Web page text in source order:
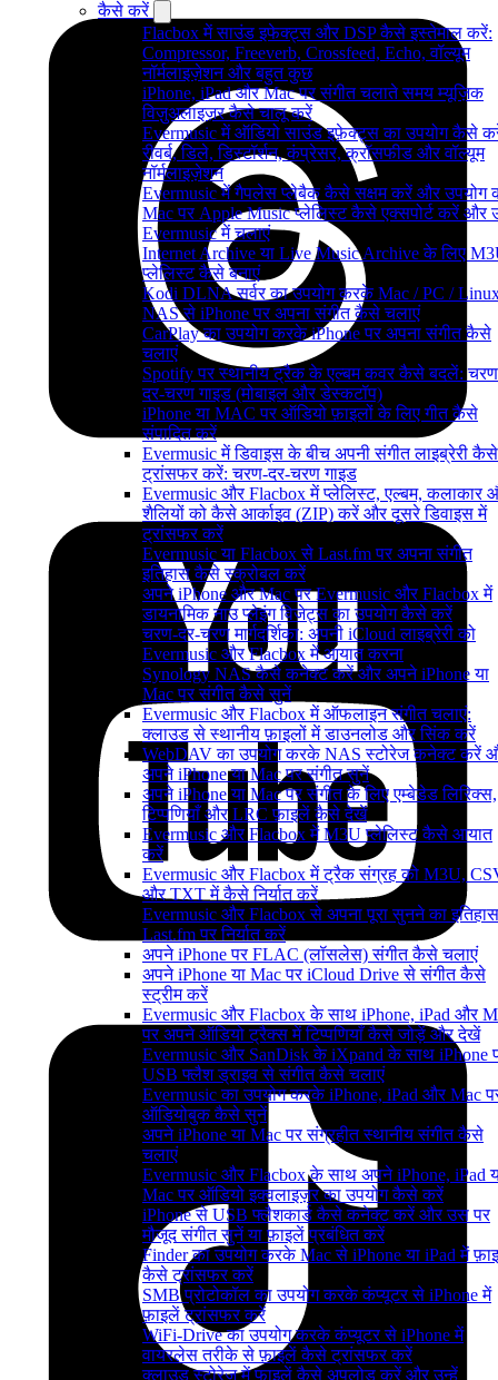
कैसे करें
Flacbox में साउंड इफेक्ट्स और DSP कैसे इस्तेमाल करें:
Compressor, Freeverb, Crossfeed, Echo, वॉल्यूम
नॉर्मलाइज़ेशन और बहुत कुछ
iPhone, iPad और Mac पर संगीत चलाते समय म्यूज़िक
विज़ुअलाइज़र कैसे चालू करें
Evermusic में ऑडियो साउंड इफ़ेक्ट्स का उपयोग कैसे
रीवर्ब, डिले, डिस्टॉर्शन, कंप्रेसर, क्रॉसफीड और वॉल्यूम
नॉर्मलाइज़ेशन
Evermusic में गैपलेस प्लेबैक कैसे सक्षम करें और उपयोग
Mac पर Apple Music प्लेलिस्ट कैसे एक्सपोर्ट करें और
Evermusic में चलाएं
Internet Archive या Live Music Archive के लिए
प्लेलिस्ट कैसे बनाएं
Kodi DLNA सर्वर का उपयोग करके Mac / PC /
NAS से iPhone पर अपना संगीत कैसे चलाएं
CarPlay का उपयोग करके iPhone पर अपना संगीत कैसे
चलाएं
Spotify पर स्थानीय ट्रैक के एल्बम कवर कैसे बदलें:
दर-चरण गाइड (मोबाइल और डेस्कटॉप)
iPhone या MAC पर ऑडियो फ़ाइलों के लिए गीत कैसे
संपादित करें
Evermusic में डिवाइस के बीच अपनी संगीत लाइब्रेरी कैसे
ट्रांसफर करें: चरण-दर-चरण गाइड
Evermusic और Flacbox में प्लेलिस्ट, एल्बम, कलाकार
शैलियों को कैसे आर्काइव (ZIP) करें और दूसरे डिवाइस में
ट्रांसफर करें
Evermusic या Flacbox से Last.fm पर अपना संगीत
इतिहास कैसे स्क्रोबल करें
अपने iPhone और Mac पर Evermusic और Flacbox में
डायनामिक नाउ प्लेइंग विजेट्स का उपयोग कैसे करें
चरण-दर-चरण मार्गदर्शिका: अपनी iCloud लाइब्रेरी को
Evermusic और Flacbox में आयात करना
Synology NAS कैसे कनेक्ट करें और अपने iPhone या
Mac पर संगीत कैसे सुनें
Evermusic और Flacbox में ऑफलाइन संगीत चलाएं:
क्लाउड से स्थानीय फ़ाइलों में डाउनलोड और सिंक करें
WebDAV का उपयोग करके NAS स्टोरेज कनेक्ट करें
अपने iPhone या Mac पर संगीत सुनें
अपने iPhone या Mac पर संगीत के लिए एम्बेडेड लिरिक्स,
टिप्पणियाँ और LRC फ़ाइलें कैसे देखें
Evermusic और Flacbox में M3U प्लेलिस्ट कैसे आयात
करें
Evermusic और Flacbox में ट्रैक संग्रह को M3U,
और TXT में कैसे निर्यात करें
Evermusic और Flacbox से अपना पूरा सुनने का इतिहास
Last.fm पर निर्यात करें
अपने iPhone पर FLAC (लॉसलेस) संगीत कैसे चलाएं
अपने iPhone या Mac पर iCloud Drive से संगीत कैसे
स्ट्रीम करें
Evermusic और Flacbox के साथ iPhone, iPad और
पर अपने ऑडियो ट्रैक्स में टिप्पणियाँ कैसे जोड़ें और देखें
Evermusic और SanDisk के iXpand के साथ iPhone
USB फ्लैश ड्राइव से संगीत कैसे चलाएं
Evermusic का उपयोग करके iPhone, iPad और Mac
ऑडियोबुक कैसे सुनें
अपने iPhone या Mac पर संग्रहीत स्थानीय संगीत कैसे
चलाएं
Evermusic और Flacbox के साथ अपने iPhone, iPad
Mac पर ऑडियो इक्वलाइज़र का उपयोग कैसे करें
iPhone से USB फ्लैशकार्ड कैसे कनेक्ट करें और उस पर
मौजूद संगीत सुनें या फ़ाइलें प्रबंधित करें
Finder का उपयोग करके Mac से iPhone या iPad में
कैसे ट्रांसफर करें
SMB प्रोटोकॉल का उपयोग करके कंप्यूटर से iPhone में
फ़ाइलें ट्रांसफर करें
WiFi-Drive का उपयोग करके कंप्यूटर से iPhone में
वायरलेस तरीके से फ़ाइलें कैसे ट्रांसफर करें
क्लाउड स्टोरेज में फाइलें कैसे अपलोड करें और उन्हें